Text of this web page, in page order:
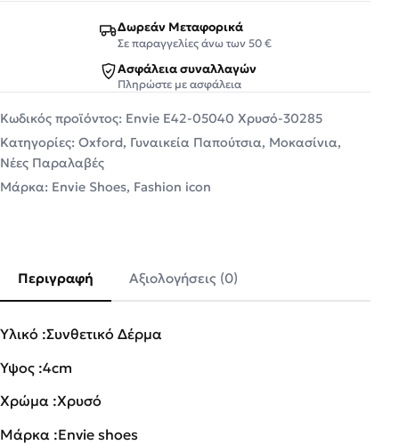
Δωρεάν Μεταφορικά
Σε παραγγελίες άνω των 50 €
Ασφάλεια συναλλαγών
Πληρώστε με ασφάλεια
Κωδικός προϊόντος: Envie Ε42-05040 Χρυσό-30285
Κατηγορίες: Oxford, Γυναικεία Παπούτσια, Μοκασίνια,
Νέες Παραλαβές
Μάρκα: Envie Shoes, Fashion icon
Περιγραφή Αξιολογήσεις (0)
Υλικό :Συνθετικό Δέρμα
Ύψος :4cm
Χρώμα :Χρυσό
Μάρκα :Envie shoes